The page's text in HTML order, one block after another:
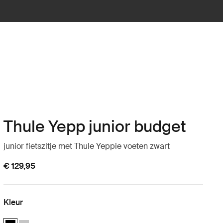
Thule Yepp junior budget
junior fietszitje met Thule Yeppie voeten zwart
€ 129,95
Kleur
Thule Yepp junior budget Zwart (selected)
Thule Yepp junior budget Zilver